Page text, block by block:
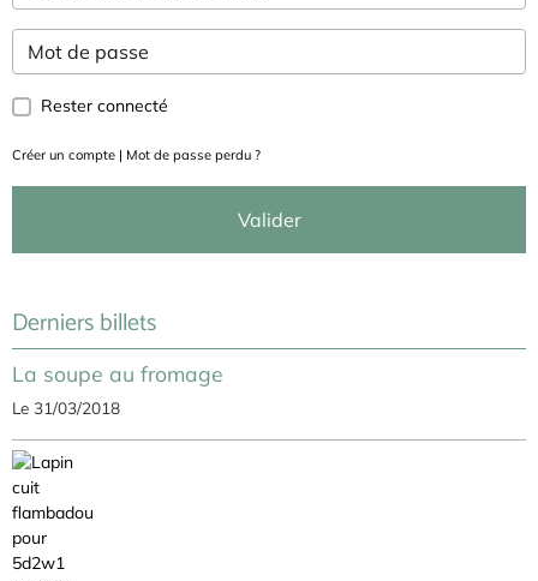
Rester connecté
Créer un compte | Mot de passe perdu ?
Valider
Derniers billets
La soupe au fromage
Le 31/03/2018